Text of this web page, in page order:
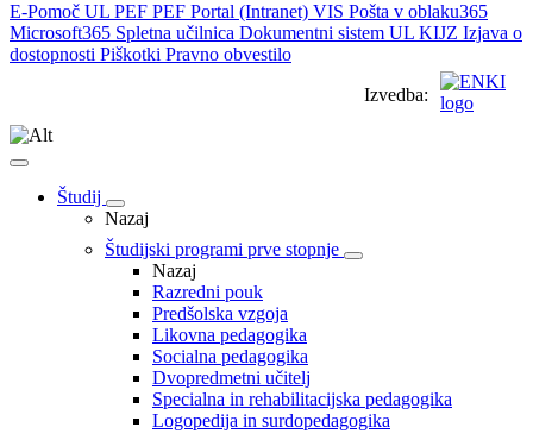
E-Pomoč UL PEF PEF Portal (Intranet) VIS Pošta v oblaku365
Microsoft365 Spletna učilnica Dokumentni sistem UL KIJZ Izjava o
dostopnosti Piškotki Pravno obvestilo
Izvedba:
Študij
Nazaj
Študijski programi prve stopnje
Nazaj
Razredni pouk
Predšolska vzgoja
Likovna pedagogika
Socialna pedagogika
Dvopredmetni učitelj
Specialna in rehabilitacijska pedagogika
Logopedija in surdopedagogika